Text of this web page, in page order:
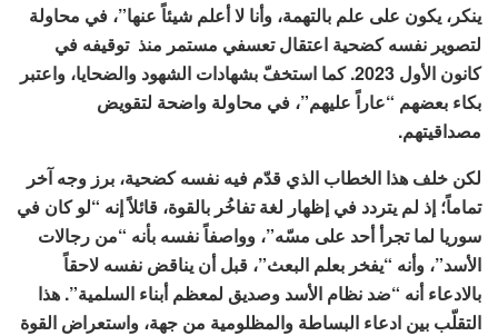
ينكر، يكون على علم بالتهمة، وأنا لا أعلم شيئاً عنها”، في محاولة
لتصوير نفسه كضحية اعتقال تعسفي مستمر منذ توقيفه في
كانون الأول 2023. كما استخفّ بشهادات الشهود والضحايا، واعتبر
بكاء بعضهم “عاراً عليهم”، في محاولة واضحة لتقويض
مصداقيتهم.
لكن خلف هذا الخطاب الذي قدّم فيه نفسه كضحية، برز وجه آخر
تماماً؛ إذ لم يتردد في إظهار لغة تفاخُر بالقوة، قائلاً إنه “لو كان في
سوريا لما تجرأ أحد على مسّه”، وواصفاً نفسه بأنه “من رجالات
الأسد”، وأنه “يفخر بعلم البعث”، قبل أن يناقض نفسه لاحقاً
بالادعاء أنه “ضد نظام الأسد وصديق لمعظم أبناء السلمية”. هذا
التقلّب بين ادعاء البساطة والمظلومية من جهة، واستعراض القوة